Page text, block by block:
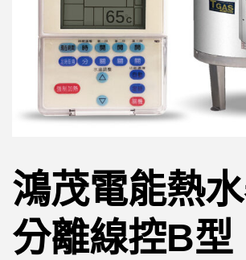
鴻茂電能熱水
分離線控B型